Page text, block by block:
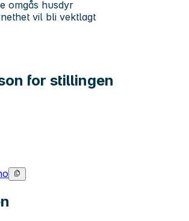
omgås husdyr
vil bli vektlagt
for stillingen